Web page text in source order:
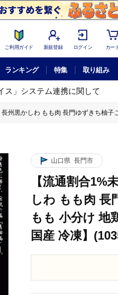
ご利用ガイド 新規登録 ログイン カー
ランキング 特集 取り組み
ス」システム連携に関して
長州黒かしわ もも肉 長門ゆずきち柚
山口県 長門市
【流通割合1%
しわ もも肉 長
もも 小分け 地
国産 冷凍】